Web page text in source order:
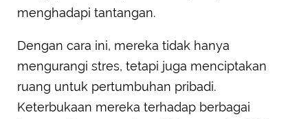
menghadapi tantangan.
Dengan cara ini, mereka tidak hanya
mengurangi stres, tetapi juga menciptakan
ruang untuk pertumbuhan pribadi.
Keterbukaan mereka terhadap berbagai